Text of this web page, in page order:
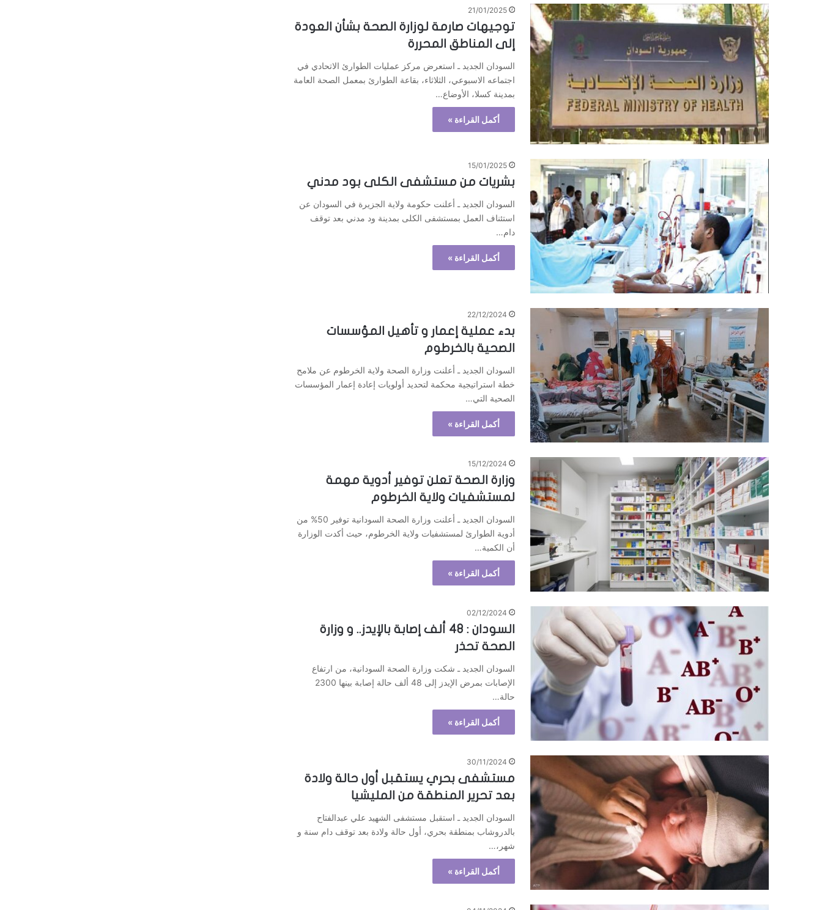
21/01/2025
توجيهات صارمة لوزارة الصحة بشأن العودة
إلى المناطق المحررة
السودان الجديد ـ استعرض مركز عمليات الطوارئ الاتحادي في
اجتماعه الاسبوعي، الثلاثاء، بقاعة الطوارئ بمعمل الصحة العامة
بمدينة كسلا، الأوضاع…
أكمل القراءة »
15/01/2025
بشريات من مستشفى الكلى بود مدني
السودان الجديد ـ أعلنت حكومة ولاية الجزيرة في السودان عن
استئناف العمل بمستشفى الكلى بمدينة ود مدني بعد توقف
دام…
أكمل القراءة »
22/12/2024
بدء عملية إعمار و تأهيل المؤسسات
الصحية بالخرطوم
السودان الجديد ـ أعلنت وزارة الصحة ولاية الخرطوم عن ملامح
خطة استراتيجية محكمة لتحديد أولويات إعادة إعمار المؤسسات
الصحية التي…
أكمل القراءة »
15/12/2024
وزارة الصحة تعلن توفير أدوية مهمة
لمستشفيات ولاية الخرطوم
السودان الجديد ـ أعلنت وزارة الصحة السودانية توفير 50% من
أدوية الطوارئ لمستشفيات ولاية الخرطوم، حيث أكدت الوزارة
أن الكمية…
أكمل القراءة »
02/12/2024
السودان : 48 ألف إصابة بالإيدز.. و وزارة
الصحة تحذر
السودان الجديد ـ شكت وزارة الصحة السودانية، من ارتفاع
الإصابات بمرض الإيدز إلى 48 ألف حالة إصابة بينها 2300
حالة…
أكمل القراءة »
30/11/2024
مستشفى بحري يستقبل أول حالة ولادة
بعد تحرير المنطقة من المليشيا
السودان الجديد ـ استقبل مستشفى الشهيد علي عبدالفتاح
بالدروشاب بمنطقة بحري، أول حالة ولادة بعد توقف دام سنة و
شهر،…
أكمل القراءة »